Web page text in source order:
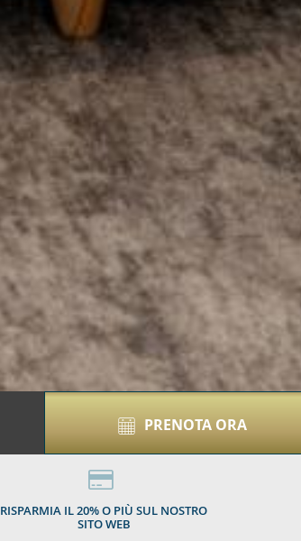
PRENOTA ORA
RISPARMIA IL 20% O PIÙ SUL NOSTRO
SITO WEB